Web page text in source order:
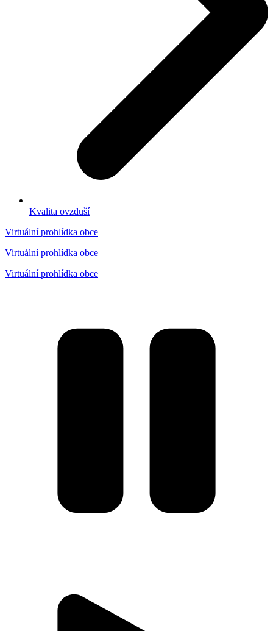
Kvalita ovzduší
Virtuální prohlídka obce
Virtuální prohlídka obce
Virtuální prohlídka obce